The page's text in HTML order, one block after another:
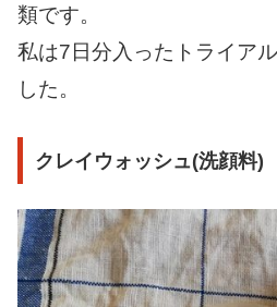
類です。
私は7日分 入ったトライア
した。
クレイウォッシュ(洗顔料)